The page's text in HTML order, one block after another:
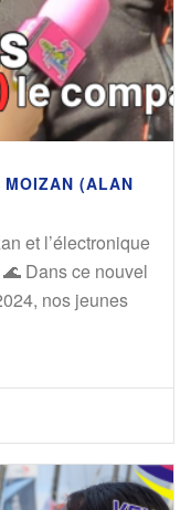
MOIZAN (ALAN
et l’électronique
Dans ce nouvel
nos jeunes